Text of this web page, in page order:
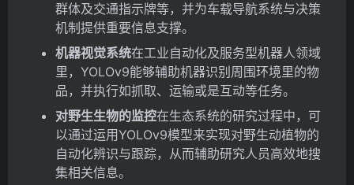
群体及交通指示牌等，并为车载导航系统与决策
机制提供重要信息支撑。
机器视觉系统在工业自动化及服务型机器人领域
里，YOLOv9能够辅助机器识别周围环境里的物
品，并执行如抓取、运输或是互动等任务。
对野生生物的监控在生态系统的研究过程中，可
以通过运用YOLOv9模型来实现对野生动植物的
自动化辨识与跟踪，从而辅助研究人员高效地搜
集相关信息。